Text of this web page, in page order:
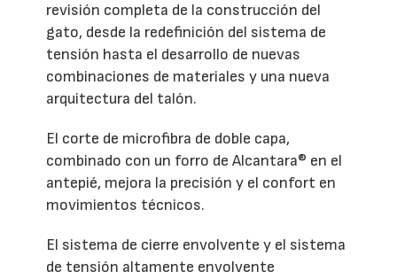
revisión completa de la construcción del
gato, desde la redefinición del sistema de
tensión hasta el desarrollo de nuevas
combinaciones de materiales y una nueva
arquitectura del talón.
El corte de microfibra de doble capa,
combinado con un forro de Alcantara® en el
antepié, mejora la precisión y el confort en
movimientos técnicos.
El sistema de cierre envolvente y el sistema
de tensión altamente envolvente